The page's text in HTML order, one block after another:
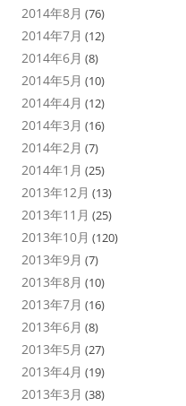
2014年8月 (76)
2014年7月 (12)
2014年6月 (8)
2014年5月 (10)
2014年4月 (12)
2014年3月 (16)
2014年2月 (7)
2014年1月 (25)
2013年12月 (13)
2013年11月 (25)
2013年10月 (120)
2013年9月 (7)
2013年8月 (10)
2013年7月 (16)
2013年6月 (8)
2013年5月 (27)
2013年4月 (19)
2013年3月 (38)